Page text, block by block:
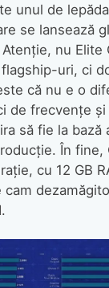
unul de
se lansează
nu Elite
uri, ci
că nu e o
de frecvențe și
să fie la bază
În fine,
cu 12 GB